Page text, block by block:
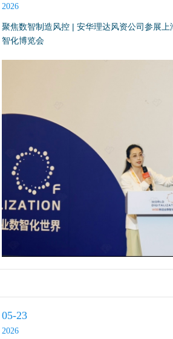
2026
聚焦数智制造风控 | 安华理达风资公司参展上
智化博览会
05-23
2026